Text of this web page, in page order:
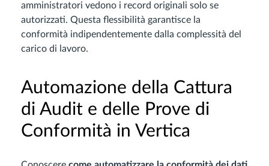
amministratori vedono i record originali solo se
autorizzati. Questa flessibilità garantisce la
conformità indipendentemente dalla complessità del
carico di lavoro.
Automazione della Cattura
di Audit e delle Prove di
Conformità in Vertica